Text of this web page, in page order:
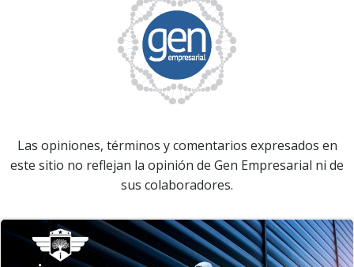
Las opiniones, términos y comentarios expresados en
este sitio no reflejan la opinión de Gen Empresarial ni de
sus colaboradores.